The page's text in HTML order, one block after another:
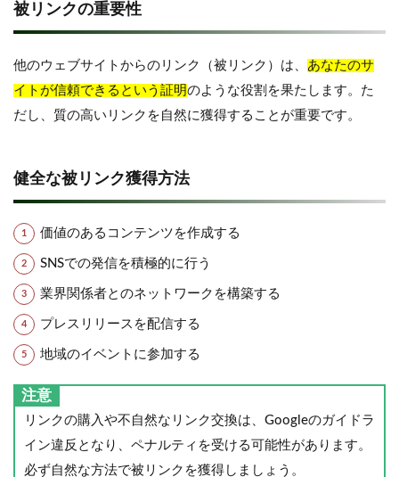
被リンクの重要性
他のウェブサイトからのリンク（被リンク）は、 あなたのサ
イトが信頼できるという証明のような役割を果たします。た
だし、質の高いリンクを自然に獲得することが重要です。
健全な被リンク獲得方法
価値のあるコンテンツを作成する
SNSでの発信を積極的に行う
業界関係者とのネットワークを構築する
プレスリリースを配信する
地域のイベントに参加する
注意
リンクの購入や不自然なリンク交換は、Googleのガイドラ
イン違反となり、ペナルティを受ける可能性があります。
必ず自然な方法で被リンクを獲得しましょう。